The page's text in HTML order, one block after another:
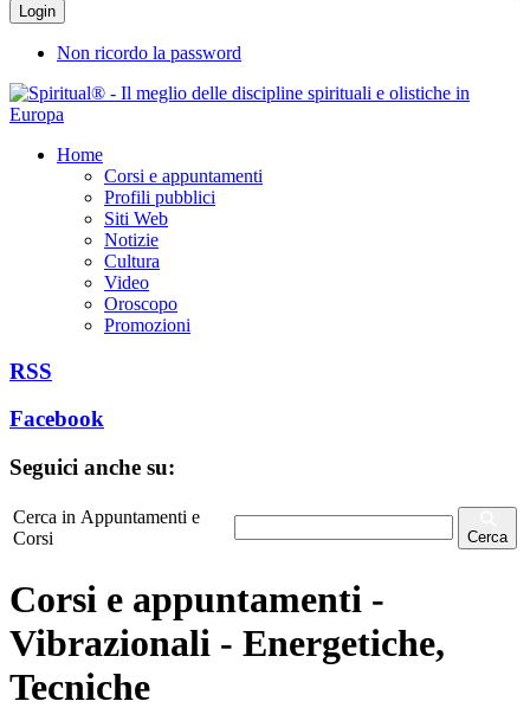
Non ricordo la password
Home
Corsi e appuntamenti
Profili pubblici
Siti Web
Notizie
Cultura
Video
Oroscopo
Promozioni
RSS
Facebook
Seguici anche su:
Cerca in Appuntamenti e
Corsi
Cerca
Corsi e appuntamenti -
Vibrazionali - Energetiche,
Tecniche